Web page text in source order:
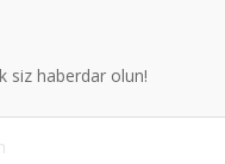
siz haberdar olun!